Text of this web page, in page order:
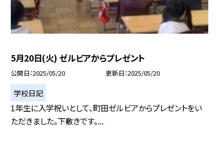
5月20日(火) ゼルビアからプレゼント
公開日 2025/05/20 更新日 2025/05/20
学校日記
1年生に入学祝いとして、町田ゼルビアからプレゼントをい
ただきました。下敷きです。...